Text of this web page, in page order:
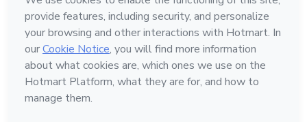
Feito com ❤
em Belo Horizonte
na Cidade do México
Conheça a Hotmart